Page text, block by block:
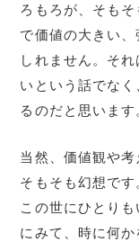
ろもろが、そも
で価値の大きい
しれません。そ
いという話でな
るのだと思います
当然、価値観や
そもそも幻想です
この世にひとり
にみて、時に何